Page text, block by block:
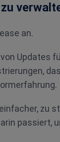
an.
Updates
zu
passiert,